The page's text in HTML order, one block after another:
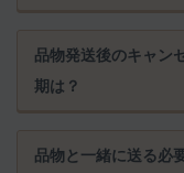
品物発送後のキャン
期は？
品物と一緒に送る必